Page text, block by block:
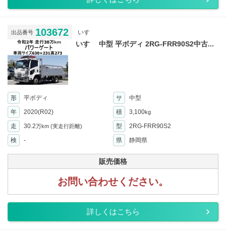
出品番号 103672 いすゞ
いすゞ 中型 平ボディ 2RG-FRR90S2中古...
形 平ボディ サ
中型
年
2020(R02) 積 3,100kg
走 30.2万km (実走行距離) 型
2RG-FRR90S2
検
- 県 静岡県
販売価格
お問い合わせください。
詳しくはこちら